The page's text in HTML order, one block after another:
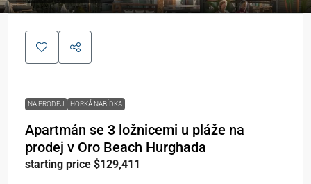
NA PRODEJ HORKÁ NABÍDKA
Apartmán se 3 ložnicemi u pláže na
prodej v Oro Beach Hurghada
starting price $129,411